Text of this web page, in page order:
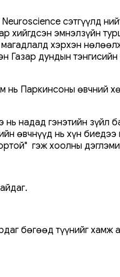
сэтгүүлд
хийгдсэн эмнэлзүйн
хэрхэн
Газар дундын
Паркинсоны өвчний
надад гэнэтийн зүйл
өвчнүүд нь хүн
гэж хоолны
бөгөөд түүнийг